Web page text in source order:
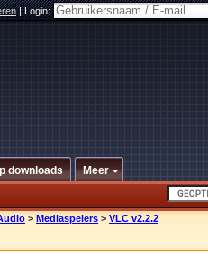
|Login:
downloads Meer
> Mediaspelers > VLC v2.2.2